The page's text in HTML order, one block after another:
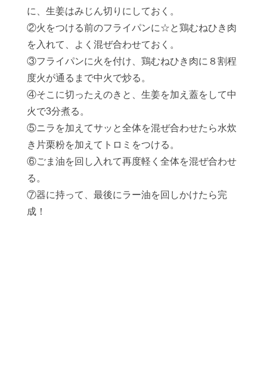
に、生姜はみじん切りにしておく。
②火をつける前のフライパンに☆と鶏むねひき肉
を入れて、よく混ぜ合わせておく。
③フライパンに火を付け、鶏むねひき肉に８割程
度火が通るまで中火で炒る。
④そこに切ったえのきと、生姜を加え蓋をして中
火で3分煮る。
⑤ニラを加えてサッと全体を混ぜ合わせたら水炊
き片栗粉を加えてトロミをつける。
⑥ごま油を回し入れて再度軽く全体を混ぜ合わせ
る。
⑦器に持って、最後にラー油を回しかけたら完
成！